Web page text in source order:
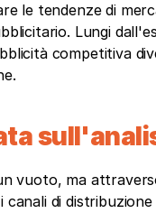
le tendenze di
Lungi
competitiva
vuoto, ma
di